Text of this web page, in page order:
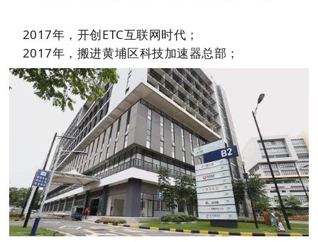
2017年，开创ETC互联网时代；
2017年，搬进黄埔区科技加速器总部；